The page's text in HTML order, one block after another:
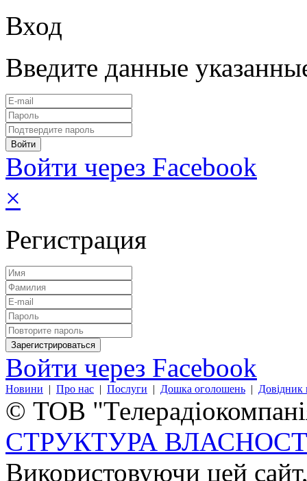
Вход
Введите данные
Войти через Facebook
×
Регистрация
Войти через Facebook
Новини | Про нас | Послуги | Дошка оголошень | Довідник
© ТОВ
СТРУКТУРА
Використовуючи цей